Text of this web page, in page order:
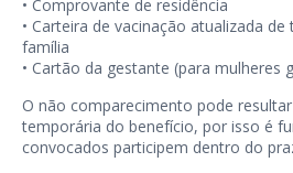
• Comprovante de residência
• Carteira de vacinação atualizada
família
• Cartão da gestante (para mulheres
O não comparecimento pode
temporária do benefício, por isso é
convocados participem dentro do